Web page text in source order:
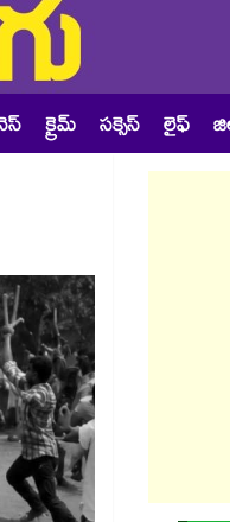
క్రైమ్ సక్సెస్ లైఫ్